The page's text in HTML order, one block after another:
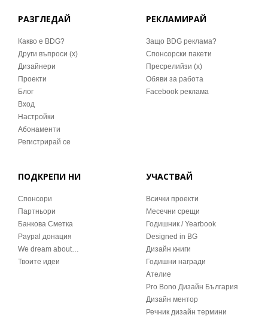
РАЗГЛЕДАЙ
Какво е BDG?
Други въпроси (x)
Дизайнери
Проекти
Блог
Вход
Настройки
Абонаменти
Регистрирай се
РЕКЛАМИРАЙ
Защо BDG реклама?
Спонсорски пакети
Пресрелийзи (x)
Обяви за работа
Facebook реклама
ПОДКРЕПИ НИ
Спонсори
Партньори
Банкова Сметка
Paypal донация
We dream about…
Твоите идеи
УЧАСТВАЙ
Всички проекти
Месечни срещи
Годишник / Yearbook
Designed in BG
Дизайн книги
Годишни награди
Ателие
Pro Bono Дизайн България
Дизайн ментор
Речник дизайн термини